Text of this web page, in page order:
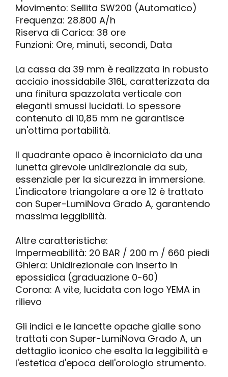
Movimento: Sellita SW200 (Automatico)
Frequenza: 28.800 A/h
Riserva di Carica: 38 ore
Funzioni: Ore, minuti, secondi, Data
La cassa da 39 mm è realizzata in robusto
acciaio inossidabile 316L, caratterizzata da
una finitura spazzolata verticale con
eleganti smussi lucidati. Lo spessore
contenuto di 10,85 mm ne garantisce
un'ottima portabilità.
Il quadrante opaco è incorniciato da una
lunetta girevole unidirezionale da sub,
essenziale per la sicurezza in immersione.
L'indicatore triangolare a ore 12 è trattato
con Super-LumiNova Grado A, garantendo
massima leggibilità.
Altre caratteristiche:
Impermeabilità: 20 BAR / 200 m / 660 piedi
Ghiera: Unidirezionale con inserto in
epossidica (graduazione 0-60)
Corona: A vite, lucidata con logo YEMA in
rilievo
Gli indici e le lancette opache gialle sono
trattati con Super-LumiNova Grado A, un
dettaglio iconico che esalta la leggibilità e
l'estetica d'epoca dell'orologio strumento.